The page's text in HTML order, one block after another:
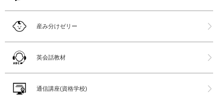
産み分けゼリー
英会話教材
通信講座(資格学校)